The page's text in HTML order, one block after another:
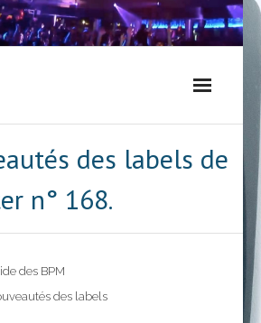
des labels de
n° 168.
des BPM
des labels